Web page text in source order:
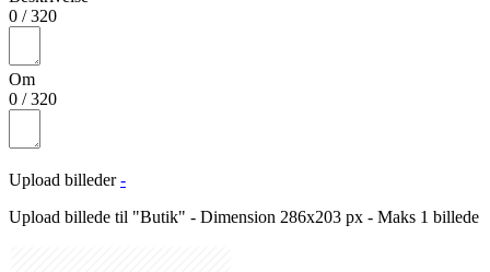
0 /320
Om
0 /320
Upload billeder -
Upload billede til "Butik" - Dimension 286x203 px - Maks 1 billede